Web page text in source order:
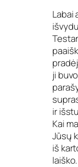
Labai
ji
ir
Kai
Jūsų
iš
laiško.